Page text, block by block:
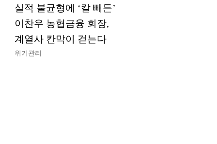
실적 불균형에 ‘칼 빼든’
이찬우 농협금융 회장,
계열사 칸막이 걷는다
위기관리